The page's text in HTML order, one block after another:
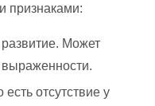
признаками:
Может
выраженности.
есть отсутствие у